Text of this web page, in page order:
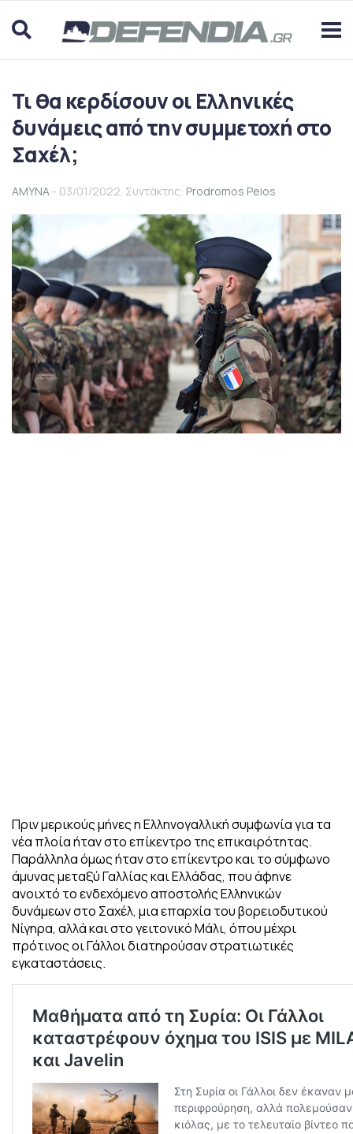
Τι θα κερδίσουν οι Ελληνικές
δυνάμεις από την συμμετοχή στο
Σαχέλ;
ΑΜΥΝΑ - 03/01/2022. Συντάκτης: Prodromos Peios
Πριν μερικούς μήνες η Ελληνογαλλική συμφωνία για τα
νέα πλοία ήταν στο επίκεντρο της επικαιρότητας.
Παράλληλα όμως ήταν στο επίκεντρο και το σύμφωνο
άμυνας μεταξύ Γαλλίας και Ελλάδας, που άφηνε
ανοιχτό το ενδεχόμενο αποστολής Ελληνικών
δυνάμεων στο Σαχέλ, μια επαρχία του βορειοδυτικού
Νίγηρα, αλλά και στο γειτονικό Μάλι, όπου μέχρι
πρότινος οι Γάλλοι διατηρούσαν στρατιωτικές
εγκαταστάσεις.